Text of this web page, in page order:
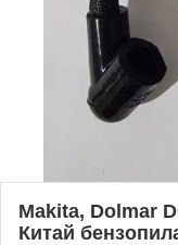
Makita, Dolmar
Китай